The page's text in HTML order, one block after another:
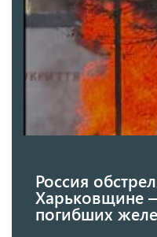
Россия
Харьковщине
погибших